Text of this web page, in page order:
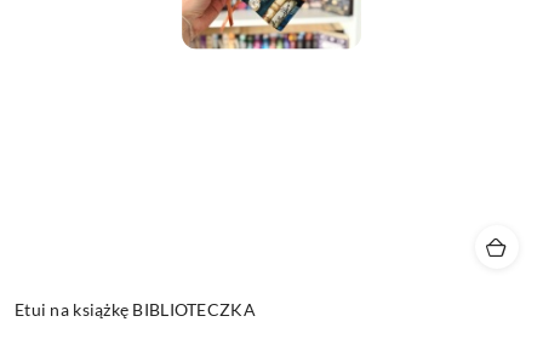
Etui na książkę BIBLIOTECZKA